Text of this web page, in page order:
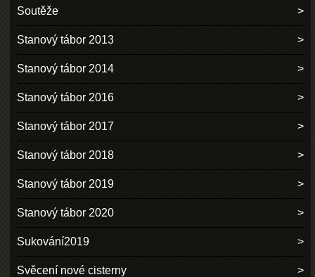
Soutěže
Stanový tábor 2013
Stanový tábor 2014
Stanový tábor 2016
Stanový tábor 2017
Stanový tábor 2018
Stanový tábor 2019
Stanový tábor 2020
Sukování2019
Svěcení nové cisterny